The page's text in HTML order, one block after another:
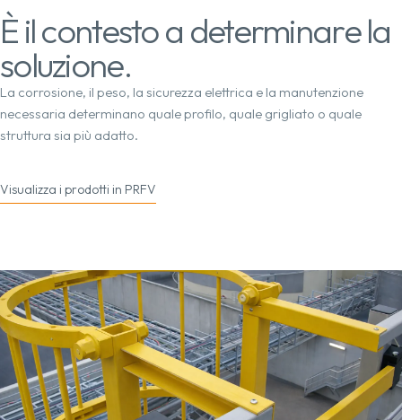
È il contesto a determinare la
soluzione.
La corrosione, il peso, la sicurezza elettrica e la manutenzione
necessaria determinano quale profilo, quale grigliato o quale
struttura sia più adatto.
Visualizza i prodotti in PRFV